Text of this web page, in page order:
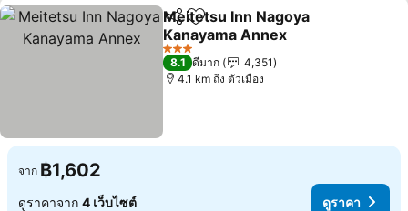
แชร์ เพิ่มในรายการโปรด
Meitetsu Inn Nagoya
Kanayama Annex
ดูราคา
3 ดาว
8.1 ดีมาก
4,351
4.1 km ถึง ตัวเมือง
จาก ฿1,602
ดูราคาจาก 4 เว็บไซต์ ดูราคา